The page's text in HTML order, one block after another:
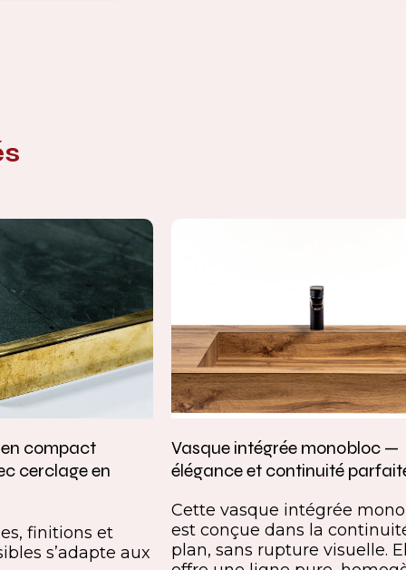
compact
cerclage en
finitions et
s’adapte aux
Vasque intégrée monobloc —
élégance et continuité
Cette vasque intégrée
est conçue dans la
plan, sans rupture visuelle.